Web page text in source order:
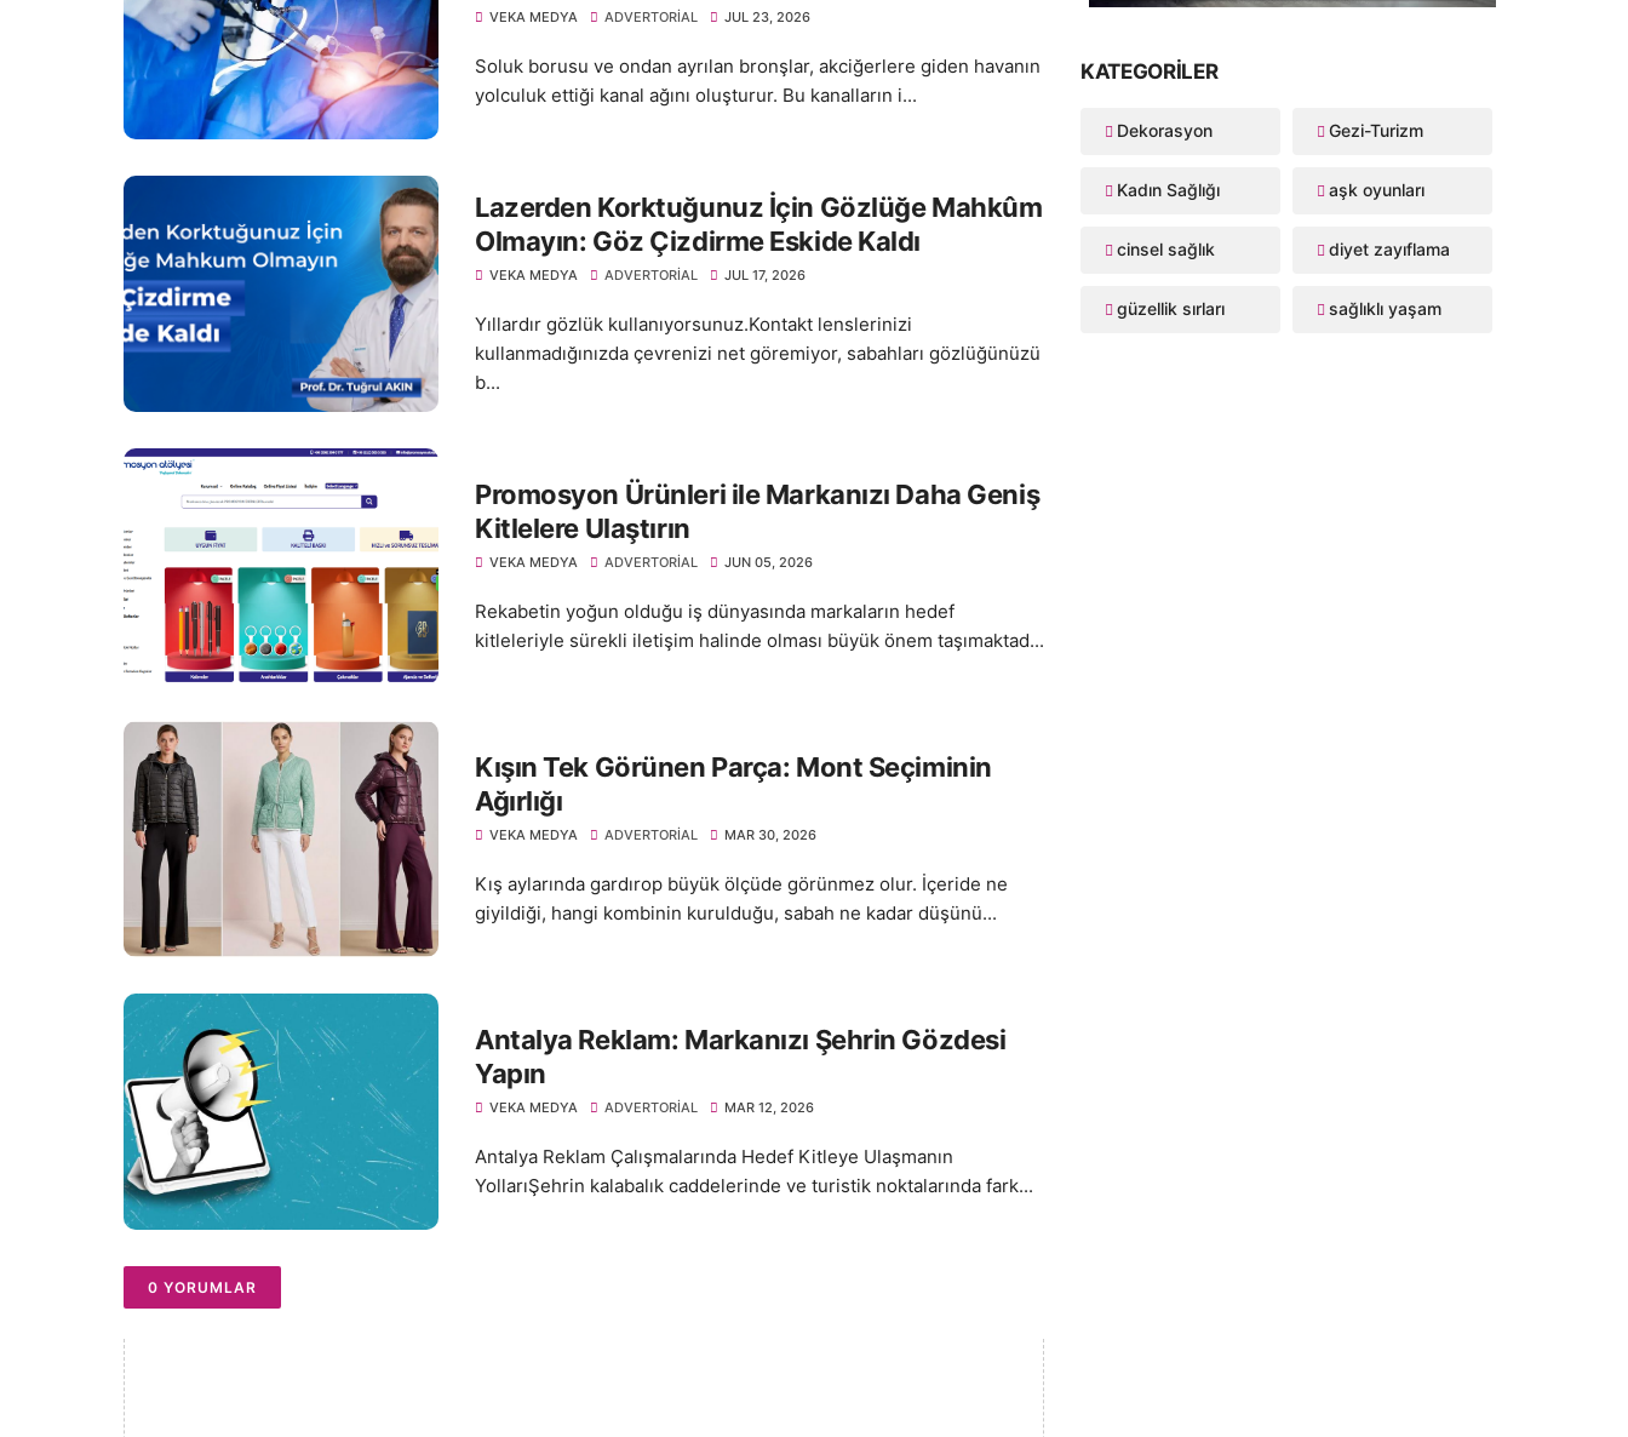
VEKA MEDYA ADVERTORIAL JUL 23, 2026
Soluk borusu ve ondan ayrılan bronşlar, akciğerlere giden havanın
yolculuk ettiği kanal ağını oluşturur. Bu kanalların i...
Lazerden Korktuğunuz İçin Gözlüğe Mahkûm
Olmayın: Göz Çizdirme Eskide Kaldı
VEKA MEDYA ADVERTORIAL JUL 17, 2026
Yıllardır gözlük kullanıyorsunuz.Kontakt lenslerinizi
kullanmadığınızda çevrenizi net göremiyor, sabahları gözlüğünüzü
b...
Promosyon Ürünleri ile Markanızı Daha Geniş
Kitlelere Ulaştırın
VEKA MEDYA ADVERTORIAL JUN 05, 2026
Rekabetin yoğun olduğu iş dünyasında markaların hedef
kitleleriyle sürekli iletişim halinde olması büyük önem taşımaktad...
Kışın Tek Görünen Parça: Mont Seçiminin
Ağırlığı
VEKA MEDYA ADVERTORIAL MAR 30, 2026
Kış aylarında gardırop büyük ölçüde görünmez olur. İçeride ne
giyildiği, hangi kombinin kurulduğu, sabah ne kadar düşünü...
Antalya Reklam: Markanızı Şehrin Gözdesi
Yapın
VEKA MEDYA ADVERTORIAL MAR 12, 2026
Antalya Reklam Çalışmalarında Hedef Kitleye Ulaşmanın
YollarıŞehrin kalabalık caddelerinde ve turistik noktalarında fark...
0 YORUMLAR
KATEGORILER
Dekorasyon Gezi-Turizm
Kadın Sağlığı aşk oyunları
cinsel sağlık diyet zayıflama
güzellik sırları sağlıklı yaşam